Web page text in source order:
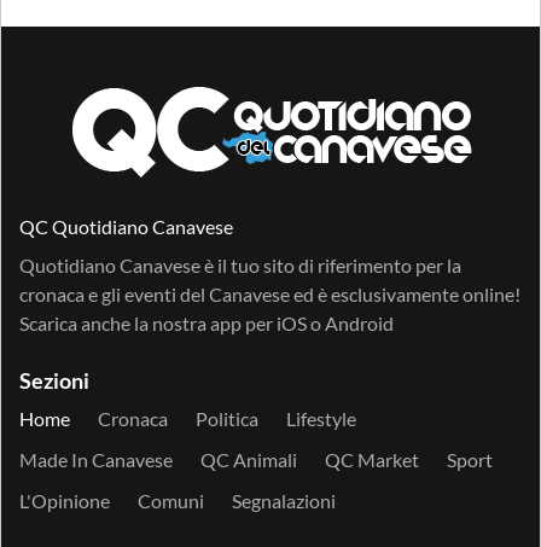
QC Quotidiano Canavese
Quotidiano Canavese è il tuo sito di riferimento per la
cronaca e gli eventi del Canavese ed è esclusivamente online!
Scarica anche la nostra app per iOSoAndroid
Sezioni
Home Cronaca Politica
Lifestyle
Made In Canavese
QC Animali QC Market
Sport
L'Opinione
Comuni Segnalazioni